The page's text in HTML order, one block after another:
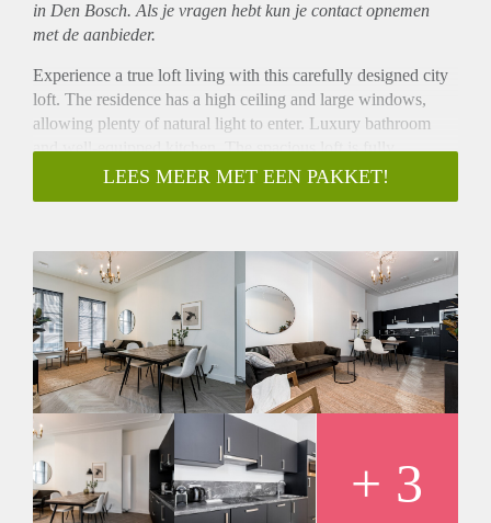
in Den Bosch. Als je vragen hebt kun je contact opnemen
met de aanbieder.
Experience a true loft living with this carefully designed city
loft. The residence has a high ceiling and large windows,
allowing plenty of natural light to enter. Luxury bathroom
and well-equipped kitchen. The spacious loft is fully
The Visstraat SHORTSTAY apartments are centrally located,
convenience of living in a home away from home.
Ideal for one or two occupants, these apartments feature a
beautiful open kitchen and dining area, comfortable living
and working space, and a double bed to relax at the end of a
long day. The apartments can be rented for a maximum 6 of
months.
LEES MEER MET EEN PAKKET!
+ 3